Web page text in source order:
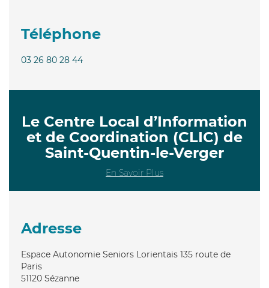
Téléphone
03 26 80 28 44
Le Centre Local d’Information
et de Coordination (CLIC) de
Saint-Quentin-le-Verger
En Savoir Plus
Adresse
Espace Autonomie Seniors Lorientais 135 route de
Paris
51120 Sézanne